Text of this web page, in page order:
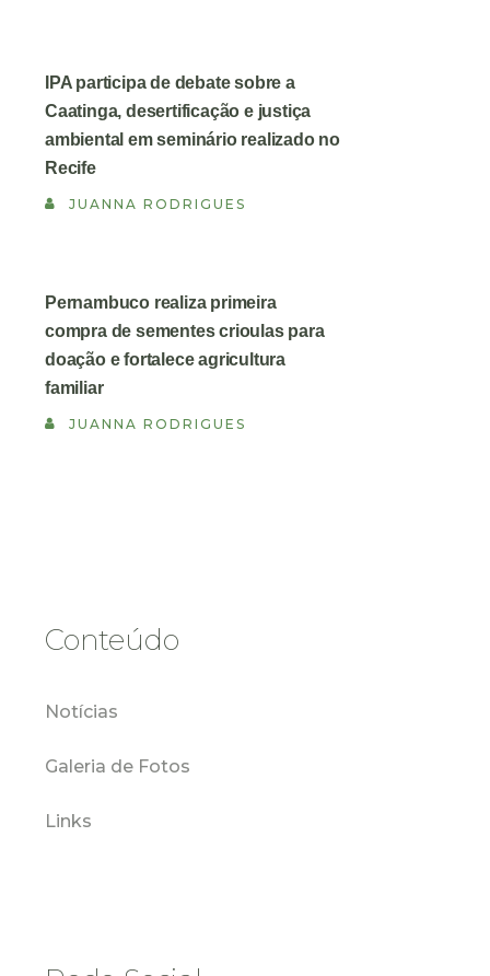
IPA participa de debate sobre a
Caatinga, desertificação e justiça
ambiental em seminário realizado no
Recife
JUANNA RODRIGUES
Pernambuco realiza primeira
compra de sementes crioulas para
doação e fortalece agricultura
familiar
JUANNA RODRIGUES
Conteúdo
Notícias
Galeria de Fotos
Links